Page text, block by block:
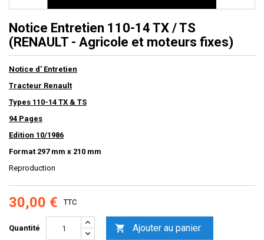
Notice Entretien 110-14 TX / TS
(RENAULT - Agricole et moteurs fixes)
Notice d' Entretien
Tracteur Renault
Types 110-14 TX & TS
94 Pages
Edition 10/1986
Format 297 mm x 210 mm
Reproduction
30,00 € TTC
Quantité  Ajouter au panier